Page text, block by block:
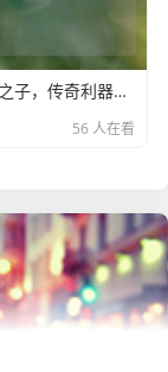
CF 手游风之子，传奇利器及使用技巧
56 人在看